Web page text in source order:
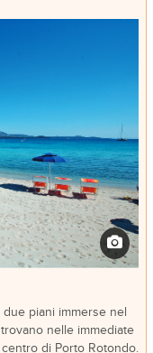
due piani immerse nel
nelle immediate
di Porto Rotondo.